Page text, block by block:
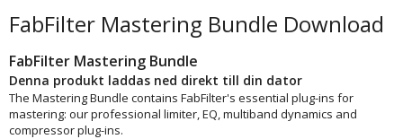
FabFilter Mastering Bundle Download
FabFilter Mastering Bundle
Denna produkt laddas ned direkt till din dator
The Mastering Bundle contains FabFilter's essential plug-ins for
mastering: our professional limiter, EQ, multiband dynamics and
compressor plug-ins.